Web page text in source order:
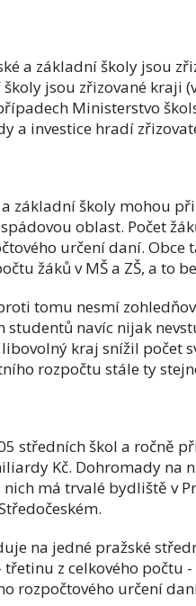
a základní školy jsou
jsou zřizované kraji
Ministerstvo
a investice hradí
a základní školy mohou
oblast. Počet
určení daní.
žáků v MŠ a ZŠ, a to
tomu nesmí
studentů navíc nijak
kraj snížil počet
rozpočtu stále ty
středních škol a ročně
Kč. Dohromady na
nich má trvalé bydliště v
na jedné pražské
třetinu z celkového počtu
rozpočtového určení